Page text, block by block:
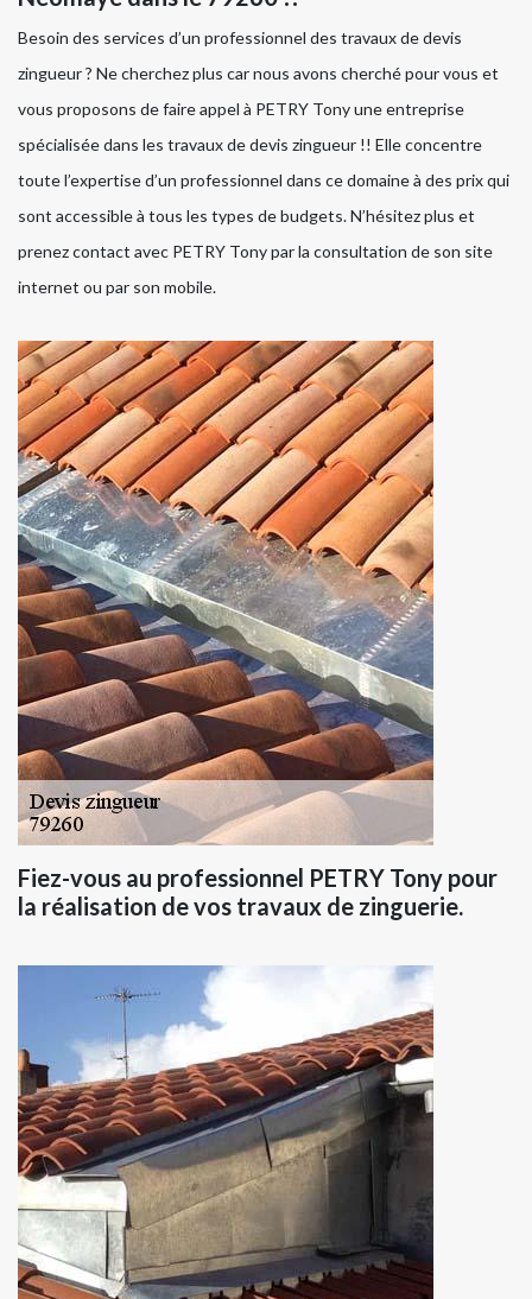
Besoin des services d’un professionnel des travaux de devis
zingueur ? Ne cherchez plus car nous avons cherché pour vous et
vous proposons de faire appel à PETRY Tony une entreprise
spécialisée dans les travaux de devis zingueur !! Elle concentre
toute l’expertise d’un professionnel dans ce domaine à des prix qui
sont accessible à tous les types de budgets. N’hésitez plus et
prenez contact avec PETRY Tony par la consultation de son site
internet ou par son mobile.
Fiez-vous au professionnel PETRY Tony pour
la réalisation de vos travaux de zinguerie.